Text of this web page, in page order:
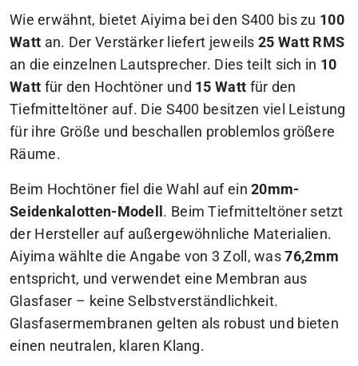
Wie erwähnt, bietet Aiyima bei den S400 bis zu 100
Watt an. Der Verstärker liefert jeweils25 Watt RMS
an die einzelnen Lautsprecher. Dies teilt sich in 10
Watt für den Hochtöner und 15 Watt für den
Tiefmitteltöner auf. Die S400 besitzen viel Leistung
für ihre Größe und beschallen problemlos größere
Räume.
Beim Hochtöner fiel die Wahl auf ein20mm-
Seidenkalotten-Modell . Beim Tiefmitteltöner setzt
der Hersteller auf außergewöhnliche Materialien.
Aiyima wählte die Angabe von 3 Zoll, was76,2mm
entspricht, und verwendet eine Membran aus
Glasfaser – keine Selbstverständlichkeit.
Glasfasermembranen gelten als robust und bieten
einen neutralen, klaren Klang.